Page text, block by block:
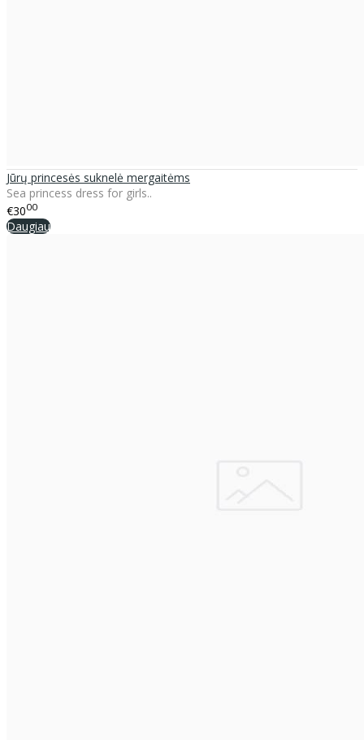
Jūrų princesės suknelė mergaitėms
Sea princess dress for girls..
€3000
Daugiau